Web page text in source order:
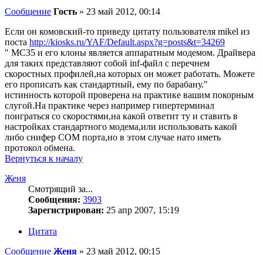
Сообщение Гость » 23 май 2012, 00:14
Если он комовский-то приведу цитату пользователя mikel из
поста http://kiosks.ru/YAF/Default.aspx?g=posts&t=34269
" МС35 и его клоны является аппаратным модемом. Драйвера
для таких представляют собой inf-файл с перечнем
скоростных профилей,на которых он может работать. Можете
его прописать как стандартный, ему по барабану."
истинность которой проверена на практике вашим покорным
слугой.На практике через например гипертерминал
поиграться со скоростями,на какой ответит ту и ставить в
настройках стандартного модема,или использовать какой
либо снифер COM порта,но в этом случае нато иметь
протокол обмена.
Вернуться к началу
Женя
Смотрящий за...
Сообщения: 3903
Зарегистрирован: 25 апр 2007, 15:19
Цитата
Сообщение Женя » 23 май 2012, 00:15